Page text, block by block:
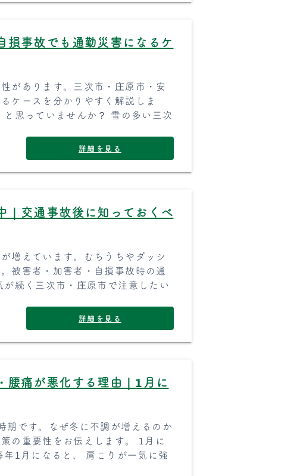
損事故でも通勤災害になるケ
があります。三次市・庄原市・安
ケースを分かりやすく解説しま
思っていませんか？ 雪の多い三次
詳細を見る
｜交通事故後に知っておくべ
増えています。むちうちやダッシ
被害者・加害者・自損事故時の通
続く三次市・庄原市で注意したい
詳細を見る
腰痛が悪化する理由｜1月に
期です。なぜ冬に不調が増えるのか
の重要性をお伝えします。 1月に
1月になると、 肩こりが一気に強